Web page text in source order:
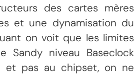
des cartes mères
et une dynamisation du
on voit que les limites
Sandy niveau Baseclock
et pas au chipset, on ne